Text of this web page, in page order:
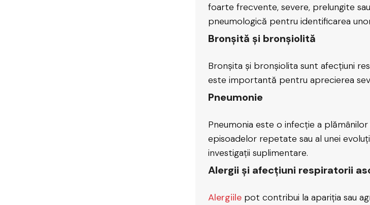
foarte frecvente, severe, prelungite
pneumologică pentru identificarea
Bronșită și bronșiolită
Bronșita și bronșiolita sunt afecțiuni
este importantă pentru aprecierea
Pneumonie
Pneumonia este o infecție a
episoadelor repetate sau al unei
investigații suplimentare.
Alergii și afecțiuni respiratorii
Alergiile pot contribui la apariția sau